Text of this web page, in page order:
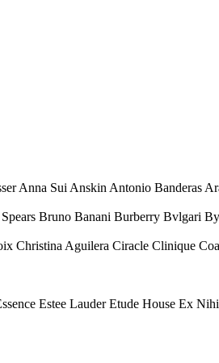
Anna Sui Anskin Antonio Banderas
Bruno Banani Burberry Bvlgari
Christina Aguilera Ciracle Clinique
Estee Lauder Etude House Ex